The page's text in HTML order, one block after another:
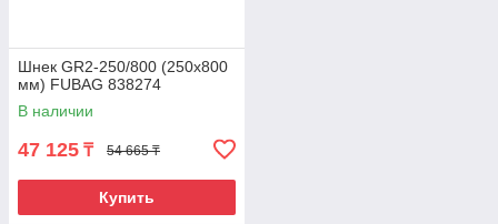
Шнек GR2-250/800 (250х800
мм) FUBAG 838274
В наличии
47 125 ₸ 54 665 ₸
Купить